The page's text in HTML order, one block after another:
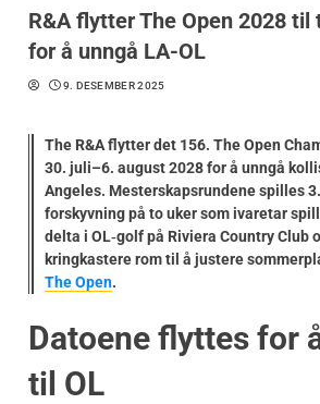
R&A flytter The Open 2028
for å unngå LA-OL
9. DESEMBER 2025
The R&A flytter det 156. The Open
30. juli–6. august 2028 for å unngå
Angeles. Mesterskapsrundene spilles
forskyvning på to uker som ivaretar
delta i OL‑golf på Riviera Country Club
kringkastere rom til å justere
The Open.
Datoene flyttes for
til OL